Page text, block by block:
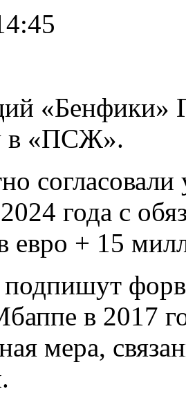
«Бенфики»
в «ПСЖ».
года с
евро + 15
в 2017
мера,